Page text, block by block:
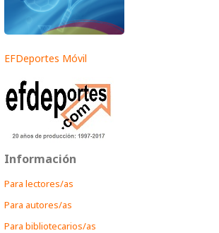
EFDeportes Móvil
Información
Para lectores/as
Para autores/as
Para bibliotecarios/as